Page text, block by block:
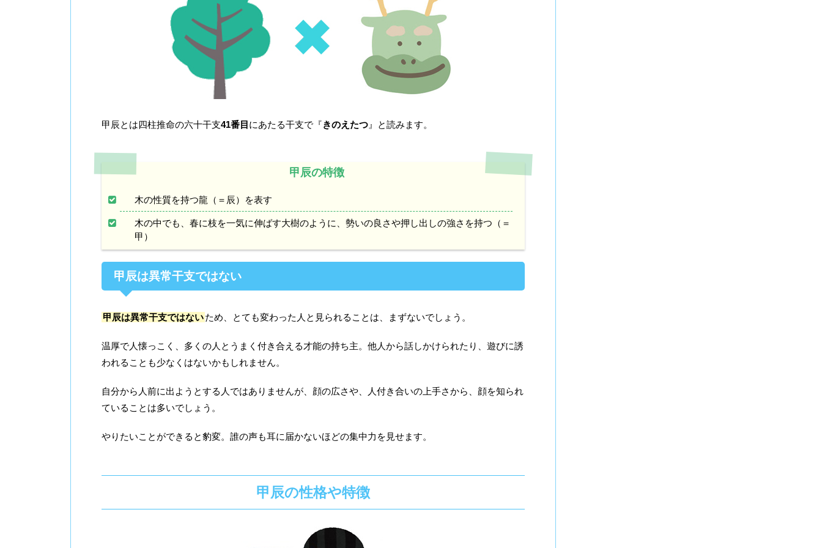
甲辰とは四柱推命の六十干支41番目 にあたる干支で『きのえたつ 』と読みます。
甲辰の特徴
木の性質を持つ龍（＝辰）を表す
木の中でも、春に枝を一気に伸ばす大樹のように、勢いの良さや押し出しの強さを持つ（＝
甲）
甲辰は異常干支ではない
甲辰は異常干支ではないため、とても変わった人と見られることは、まずないでしょう。
温厚で人懐っこく、多くの人とうまく付き合える才能の持ち主。他人から話しかけられたり、遊びに誘
われることも少なくはないかもしれません。
自分から人前に出ようとする人ではありませんが、顔の広さや、人付き合いの上手さから、顔を知られ
ていることは多いでしょう。
やりたいことができると豹変。誰の声も耳に届かないほどの集中力を見せます。
甲辰の性格や特徴